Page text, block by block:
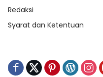
Redaksi
Syarat dan Ketentuan